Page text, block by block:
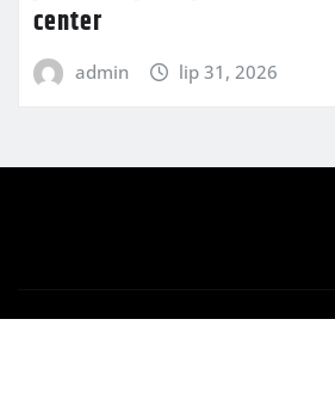
center
admin lip 31, 2026